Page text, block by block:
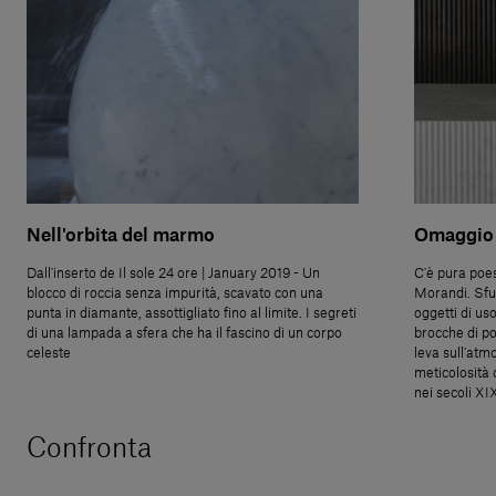
Nell'orbita del marmo
Dall'inserto de Il sole 24 ore | January 2019 - Un
blocco di roccia senza impurità, scavato con una
punta in diamante, assottigliato fino al limite. I segreti
di una lampada a sfera che ha il fascino di un corpo
celeste
C'è pura
Morandi.
oggetti di
brocche di
leva
meticolosità
nei secoli
Confronta